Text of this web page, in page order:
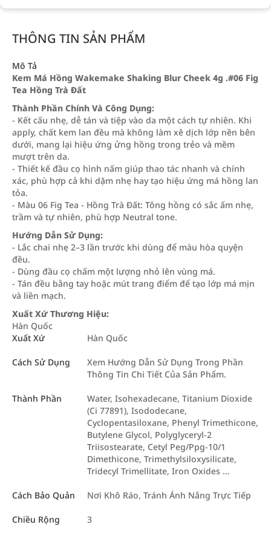
THÔNG TIN SẢN PHẨM
Mô Tả
Kem Má Hồng Wakemake Shaking Blur Cheek 4g .#06 Fig
Tea Hồng Trà Đất
Thành Phần Chính Và Công Dụng:
- Kết cấu nhẹ, dễ tán và tiệp vào da một cách tự nhiên. Khi
apply, chất kem lan đều mà không làm xê dịch lớp nền bên
dưới, mang lại hiệu ứng ửng hồng trong trẻo và mềm
mượt trên da.
- Thiết kế đầu cọ hình nấm giúp thao tác nhanh và chính
xác, phù hợp cả khi dặm nhẹ hay tạo hiệu ứng má hồng lan
tỏa.
- Màu 06 Fig Tea - Hồng Trà Đất: Tông hồng có sắc ấm nhẹ,
trầm và tự nhiên, phù hợp Neutral tone.
Hướng Dẫn Sử Dụng:
- Lắc chai nhẹ 2–3 lần trước khi dùng để màu hòa quyện
đều.
- Dùng đầu cọ chấm một lượng nhỏ lên vùng má.
- Tán đều bằng tay hoặc mút trang điểm để tạo lớp má mịn
và liền mạch.
Xuất Xứ Thương Hiệu:
Hàn Quốc
Xuất Xứ
Hàn Quốc
Cách Sử Dụng
Xem Hướng Dẫn Sử Dụng Trong Phần
Thông Tin Chi Tiết Của Sản Phẩm.
Thành Phần
Water, Isohexadecane, Titanium Dioxide
(Ci 77891), Isododecane,
Cyclopentasiloxane, Phenyl Trimethicone,
Butylene Glycol, Polyglyceryl-2
Triisostearate, Cetyl Peg/Ppg-10/1
Dimethicone, Trimethylsiloxysilicate,
Tridecyl Trimellitate, Iron Oxides …
Cách Bảo Quản Nơi Khô Ráo, Tránh Ánh Nắng Trực Tiếp
Chiều Rộng 3